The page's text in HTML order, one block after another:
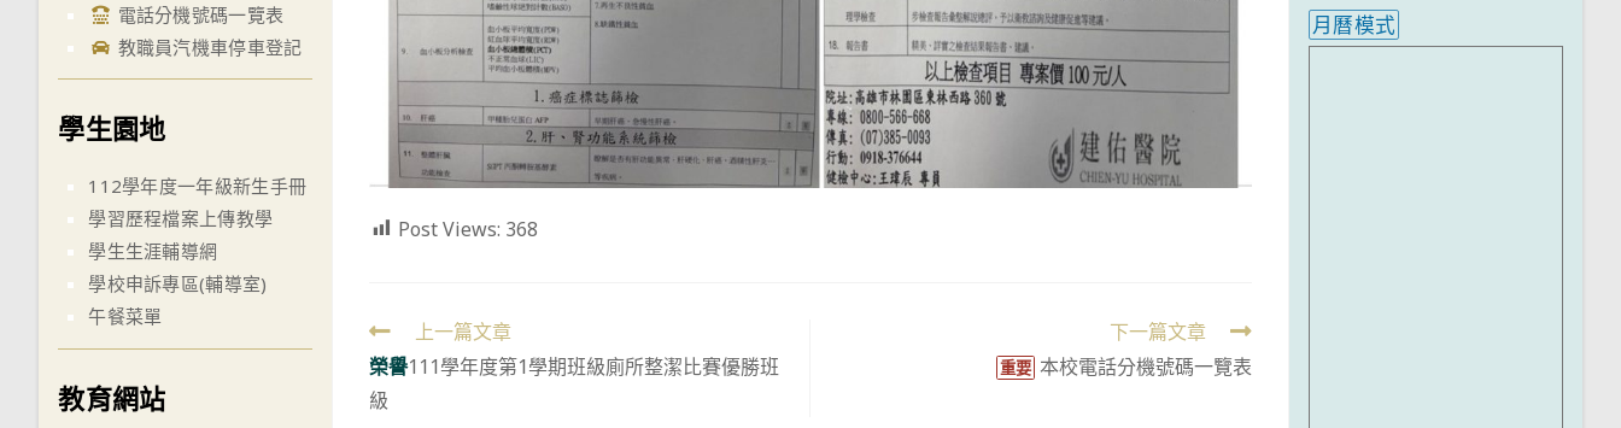
Post Views: 368
Read
more
articles
上一篇文章
榮譽111學年度第1學期班級廁所整潔比賽優勝班
級
下一篇文章
重要 本校電話分機號碼一覽表
電話分機號碼一覽表
教職員汽機車停車登記
學生園地
112學年度一年級新生手冊
學習歷程檔案上傳教學
學生生涯輔導網
學校申訴專區(輔導室)
午餐菜單
教育網站
月曆模式